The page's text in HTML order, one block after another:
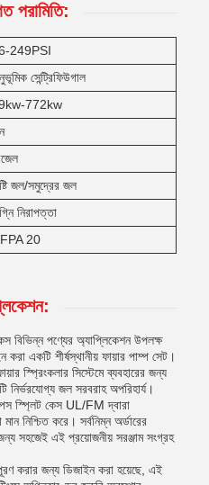
পরামিতি:
249PSI
সেন্ট্রিফিউগাল
772kw
জল/সমুদ্রের জল
নিরাপত্তা
20
বিভিন্ন পণ্যের অ্যাপ্লিকেশন উপলক্ষ
একটি শীর্ষস্থানীয় ফায়ার পাম্প সেট।
স্প্রিংকলার সিস্টেমে ব্যবহারের জন্য
জল সরবরাহ অপরিহার্য।
স্প্লিট কেস UL/FM দ্বারা
নিশ্চিত করে। সর্বনিম্ন অর্ডারের
সহজেই এই প্রয়োজনীয় সরঞ্জাম সংগ্রহ
করার জন্য ডিজাইন করা হয়েছে, এই